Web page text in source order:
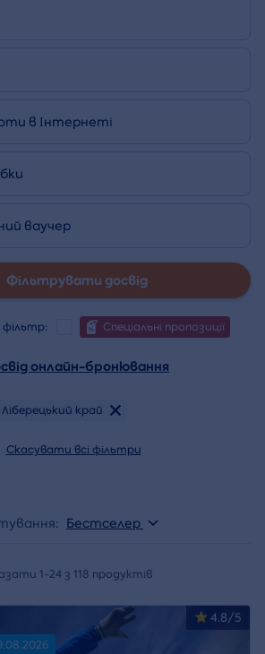
в Інтернеті
ваучер
Фільтрувати досвід
фільтр: Спеціальні пропозиції
онлайн-бронювання
Ліберецький край
Скасувати всі фільтри
Бестселер
1-24 з 118 продуктів
4.8/5